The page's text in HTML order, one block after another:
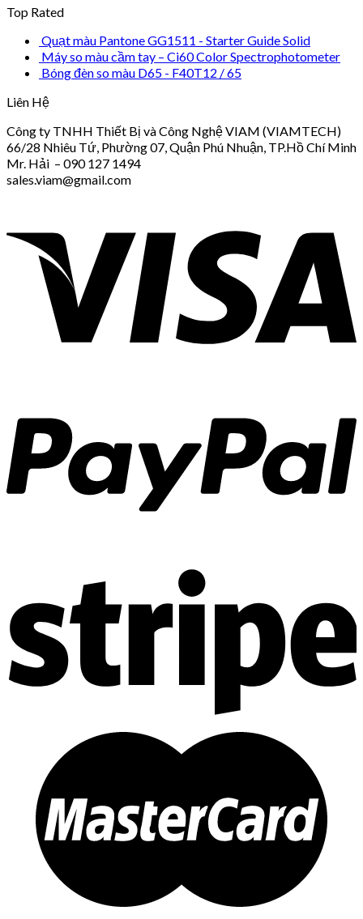
Top Rated
Quạt màu Pantone GG1511 - Starter Guide Solid
Máy so màu cầm tay – Ci60 Color Spectrophotometer
Bóng đèn so màu D65 - F40T12 / 65
Liên Hệ
Công ty TNHH Thiết Bị và Công Nghệ VIAM (VIAMTECH)
66/28 Nhiêu Tứ, Phường 07, Quận Phú Nhuận, TP.Hồ Chí Minh
Mr. Hải – 090 127 1494
sales.viam@gmail.com